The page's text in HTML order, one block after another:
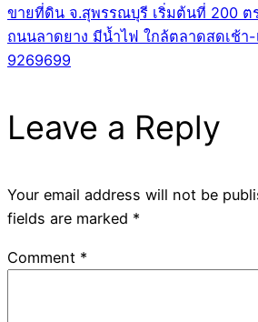
ขายที่ดิน จ.สุพรรณบุรี เริ่มต้นที่ 200 ต
ถนนลาดยาง มีน้ำไฟ ใกล้ตลาดสดเช้า
9269699
Leave a Reply
Your email address will not be
fields are marked *
Comment *